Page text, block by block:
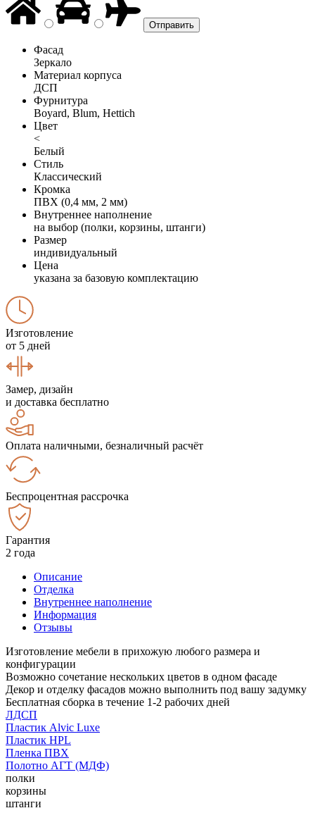
Фасад
Зеркало
Материал корпуса
ДСП
Фурнитура
Boyard, Blum, Hettich
Цвет
<
Белый
Стиль
Классический
Кромка
ПВХ (0,4 мм, 2 мм)
Внутреннее наполнение
на выбор (полки, корзины, штанги)
Размер
индивидуальный
Цена
указана за базовую комплектацию
Изготовление
от 5 дней
Замер, дизайн
и доставка бесплатно
Оплата наличными, безналичный расчёт
Беспроцентная рассрочка
Гарантия
2 года
Описание
Отделка
Внутреннее наполнение
Информация
Отзывы
Изготовление мебели в прихожую любого размера и
конфигурации
Возможно сочетание нескольких цветов в одном фасаде
Декор и отделку фасадов можно выполнить под вашу задумку
Бесплатная сборка в течение 1-2 рабочих дней
ЛДСП
Пластик Alvic Luxe
Пластик HPL
Пленка ПВХ
Полотно АГТ (МДФ)
полки
корзины
штанги